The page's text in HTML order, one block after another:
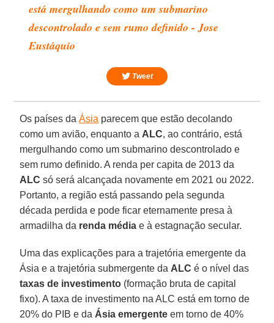
está mergulhando como um submarino
descontrolado e sem rumo definido - Jose
Eustáquio
Tweet
Os países daÁsia parecem que estão decolando
como um avião, enquanto a ALC, ao contrário, está
mergulhando como um submarino descontrolado e
sem rumo definido. A renda per capita de 2013 da
ALC só será alcançada novamente em 2021 ou 2022.
Portanto, a região está passando pela segunda
década perdida e pode ficar eternamente presa à
armadilha da renda média e à estagnação secular.
Uma das explicações para a trajetória emergente da
Ásia e a trajetória submergente da ALC é o nível das
taxas de investimento (formação bruta de capital
fixo). A taxa de investimento na ALC está em torno de
20% do PIB e da Ásia emergente em torno de 40%